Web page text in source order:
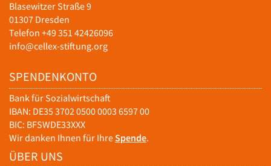
Blasewitzer Straße 9
01307 Dresden
Telefon +49 351 42426096
info@cellex-stiftung.org
SPENDENKONTO
Bank für Sozialwirtschaft
IBAN: DE35 3702 0500 0003 6597 00
BIC: BFSWDE33XXX
Wir danken Ihnen für IhreSpende.
ÜBER UNS